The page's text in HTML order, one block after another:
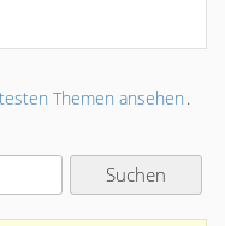
Themen ansehen .